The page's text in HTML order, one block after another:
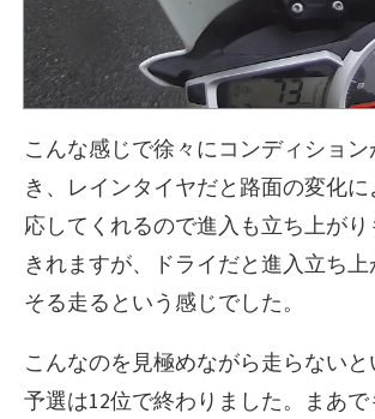
こんな感じで徐々にコンディショ
き、レインタイヤだと路面の変化
応してくれるので進入も立ち上が
きれますが、ドライだと進入立ち
そる走るという感じでした。
こんなのを見極めながら走らないと
予選は12位で終わりました。まあで